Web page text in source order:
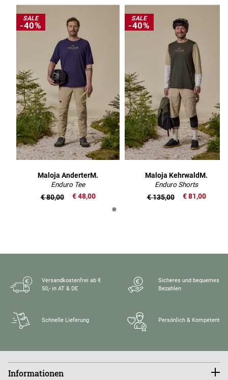
SALE
-40%
Maloja AnderterM.
Enduro Tee
€ 48,00
€ 80,00
SALE
-40%
Maloja KehrwaldM.
Enduro Shorts
€ 81,00
€ 135,00
Versandkostenfrei ab €
50,- in AT & DE
Sicheres und bequemes
Bezahlen
Schnelle Lieferung Persönlich & Kompetent
Informationen